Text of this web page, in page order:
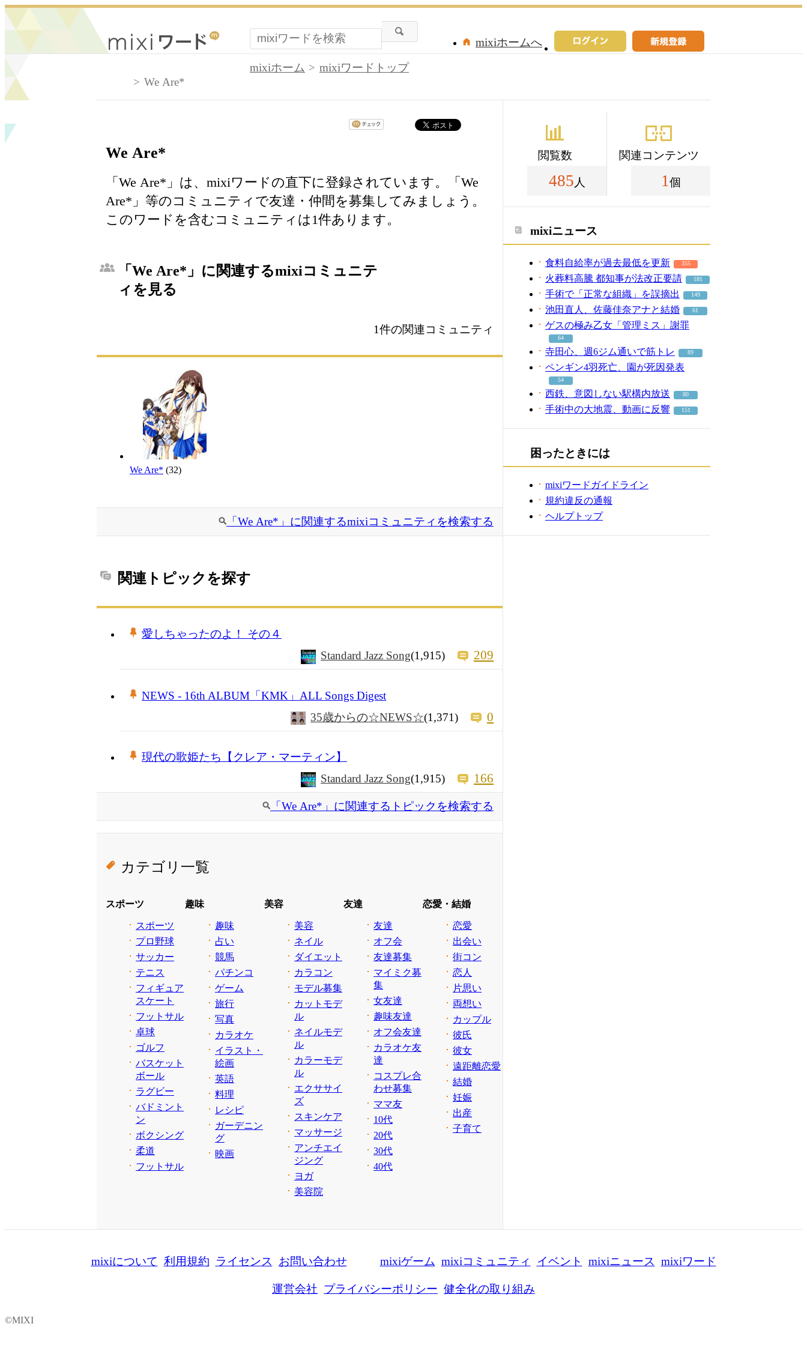
mixiホームへ
mixiホーム
mixiワードトップ
We Are*
We Are*
「We Are*」は、mixiワードの直下に登録されています。「We
Are*」等のコミュニティで友達・仲間を募集してみましょう。
このワードを含むコミュニティは1件あります。
「We Are*」に関連するmixiコミュニテ
ィを見る
1件の関連コミュニティ
We Are* (32)
「We Are*」に関連するmixiコミュニティを検索する
関連トピックを探す
愛しちゃったのよ！ その４
Standard Jazz Song(1,915) 209
NEWS - 16th ALBUM「KMK」ALL Songs Digest
35歳からの☆NEWS☆(1,371) 0
現代の歌姫たち【クレア・マーティン】
Standard Jazz Song(1,915) 166
「We Are*」に関連するトピックを検索する
カテゴリ一覧
スポーツ
スポーツ
プロ野球
サッカー
テニス
フィギュア
スケート
フットサル
卓球
ゴルフ
バスケット
ボール
ラグビー
バドミント
ン
ボクシング
柔道
フットサル
趣味
趣味
占い
競馬
パチンコ
ゲーム
旅行
写真
カラオケ
イラスト・
絵画
英語
料理
レシピ
ガーデニン
グ
映画
美容
美容
ネイル
ダイエット
カラコン
モデル募集
カットモデ
ル
ネイルモデ
ル
カラーモデ
ル
エクササイ
ズ
スキンケア
マッサージ
アンチエイ
ジング
ヨガ
美容院
友達
友達
オフ会
友達募集
マイミク募
集
女友達
趣味友達
オフ会友達
カラオケ友
達
コスプレ合
わせ募集
ママ友
10代
20代
30代
40代
恋愛・結婚
恋愛
出会い
街コン
恋人
片思い
両想い
カップル
彼氏
彼女
遠距離恋愛
結婚
妊娠
出産
子育て
閲覧数
485 人
関連コンテンツ
1 個
mixiニュース
食料自給率が過去最低を更新 355
火葬料高騰 都知事が法改正要請 181
手術で「正常な組織」を誤摘出 149
池田直人、佐藤佳奈アナと結婚 61
ゲスの極み乙女「管理ミス」謝罪
64
寺田心、週6ジム通いで筋トレ 89
ペンギン4羽死亡、園が死因発表
54
西鉄、意図しない駅構内放送 80
手術中の大地震、動画に反響 151
困ったときには
mixiワードガイドライン
規約違反の通報
ヘルプトップ
mixiについて 利用規約 ライセンス お問い合わせ mixiゲーム mixiコミュニティ イベント mixiニュース mixiワード
運営会社 プライバシーポリシー 健全化の取り組み
©MIXI